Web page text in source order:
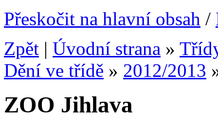
Přeskočit na hlavní obsah /
Zpět | Úvodní strana »
Dění ve třídě » 2012/2013
ZOO Jihlava